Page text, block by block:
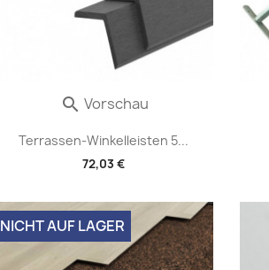
Terrassen-Winkelleisten 5...
72,03 €
 Vorschau
NICHT AUF LAGER